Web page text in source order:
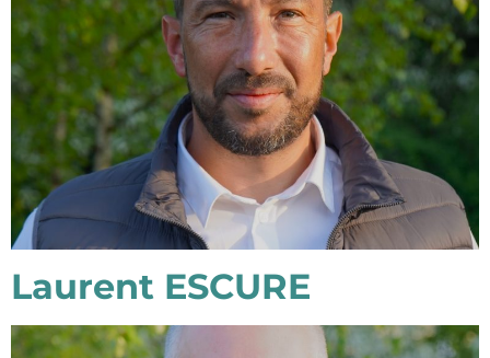
Laurent ESCURE